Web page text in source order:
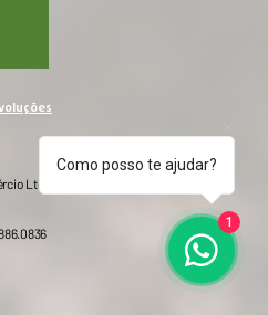
Ltda
Como posso te ajudar?
1